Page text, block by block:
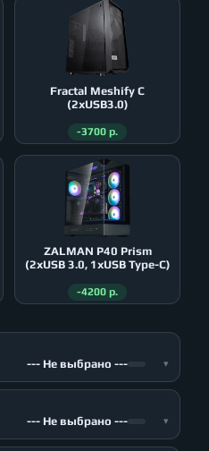
Fractal Meshify C
(2xUSB3.0)
-3700 р.
ZALMAN P40 Prism
(2xUSB 3.0, 1xUSB Type-C)
-4200 р.
--- Не выбрано --- ▾
--- Не выбрано --- ▾